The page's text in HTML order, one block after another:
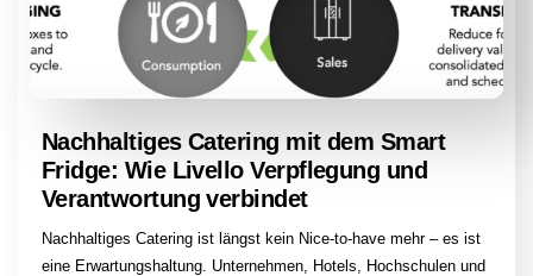
Nachhaltiges Catering mit dem Smart
Fridge: Wie Livello Verpflegung und
Verantwortung verbindet
Nachhaltiges Catering ist längst kein Nice-to-have mehr – es ist
eine Erwartungshaltung. Unternehmen, Hotels, Hochschulen und